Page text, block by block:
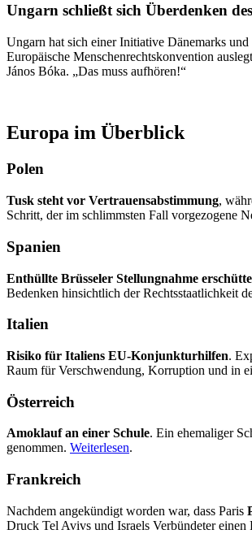
Ungarn schließt sich Überdenken
Ungarn hat sich einer Initiative Dänemarks
Europäische Menschenrechtskonvention
János Bóka. „Das muss aufhören!“
Europa im Überblick
Polen
Tusk steht vor Vertrauensabstimmung,
Schritt, der im schlimmsten Fall vorgezogene
Spanien
Enthüllte Brüsseler Stellungnahme
Bedenken hinsichtlich der Rechtsstaatlichkeit
Italien
Risiko für Italiens EU-Konjunkturhilfen.
Raum für Verschwendung, Korruption und in
Österreich
Amoklauf an einer Schule. Ein ehemaliger
genommen. Weiterlesen.
Frankreich
Nachdem angekündigt worden war, dass Paris
Druck Tel Avivs und Israels Verbündeter einen